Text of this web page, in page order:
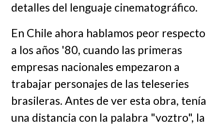
detalles del lenguaje cinematográfico.
En Chile ahora hablamos peor respecto
a los años '80, cuando las primeras
empresas nacionales empezaron a
trabajar personajes de las teleseries
brasileras. Antes de ver esta obra, tenía
una distancia con la palabra "voztro", la